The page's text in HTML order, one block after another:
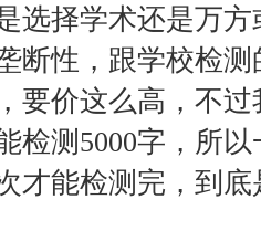
选择学术还是万
断性，跟学校检
要价这么高，不
检测5000字，所
才能检测完，到